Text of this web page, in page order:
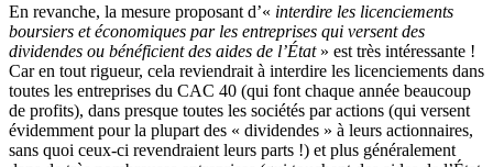
En revanche, la mesure proposant d’« interdire les licenciements
boursiers et économiques par les entreprises qui versent des
dividendes ou bénéficient des aides de l’État » est très intéressante !
Car en tout rigueur, cela reviendrait à interdire les licenciements dans
toutes les entreprises du CAC 40 (qui font chaque année beaucoup
de profits), dans presque toutes les sociétés par actions (qui versent
évidemment pour la plupart des « dividendes » à leurs actionnaires,
sans quoi ceux-ci revendraient leurs parts !) et plus généralement